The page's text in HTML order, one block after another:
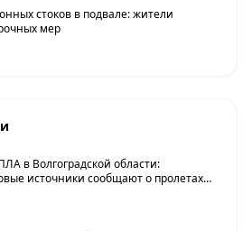
стоков в подвале: жители
мер
в Волгоградской области:
источники сообщают о пролетах